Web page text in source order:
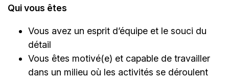
Qui vous êtes
Vous avez un esprit d’équipe et le souci du
détail
Vous êtes motivé(e) et capable de travailler
dans un milieu où les activités se déroulent